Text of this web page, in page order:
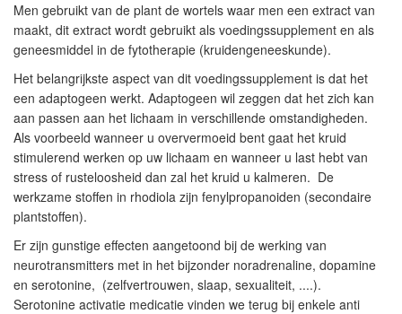
Men gebruikt van de plant de wortels waar men een extract van
maakt, dit extract wordt gebruikt als voedingssupplement en als
geneesmiddel in de fytotherapie (kruidengeneeskunde).
Het belangrijkste aspect van dit voedingssupplement is dat het
een adaptogeen werkt. Adaptogeen wil zeggen dat het zich kan
aan passen aan het lichaam in verschillende omstandigheden.
Als voorbeeld wanneer u oververmoeid bent gaat het kruid
stimulerend werken op uw lichaam en wanneer u last hebt van
stress of rusteloosheid dan zal het kruid u kalmeren. De
werkzame stoffen in rhodiola zijn fenylpropanoiden (secondaire
plantstoffen).
Er zijn gunstige effecten aangetoond bij de werking van
neurotransmitters met in het bijzonder noradrenaline, dopamine
en serotonine, (zelfvertrouwen, slaap, sexualiteit, ....).
Serotonine activatie medicatie vinden we terug bij enkele anti